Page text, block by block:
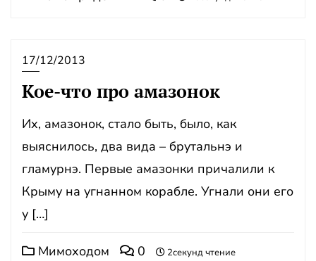
17/12/2013
Кое-что про амазонок
Их, амазонок, стало быть, было, как
выяснилось, два вида – брутальнэ и
гламурнэ. Первые амазонки причалили к
Крыму на угнанном корабле. Угнали они его
у […]
Мимоходом 0 2секунд чтение